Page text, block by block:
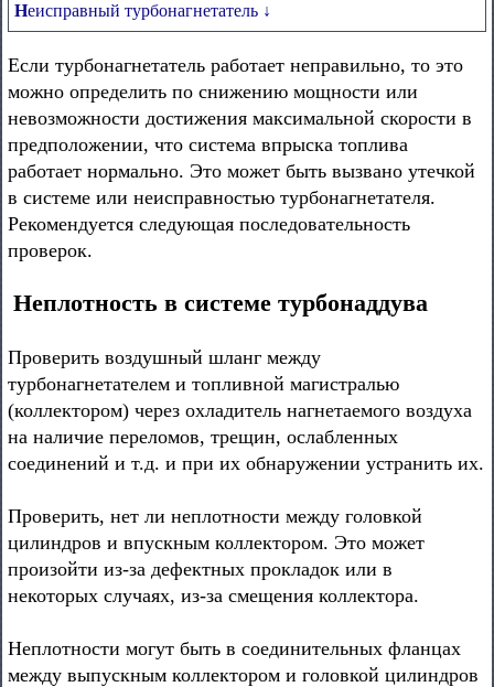
Неисправный турбонагнетатель ↓
Если турбонагнетатель работает неправильно, то это
можно определить по снижению мощности или
невозможности достижения максимальной скорости в
предположении, что система впрыска топлива
работает нормально. Это может быть вызвано утечкой
в системе или неисправностью турбонагнетателя.
Рекомендуется следующая последовательность
проверок.
Неплотность в системе турбонаддува
Проверить воздушный шланг между
турбонагнетателем и топливной магистралью
(коллектором) через охладитель нагнетаемого воздуха
на наличие переломов, трещин, ослабленных
соединений и т.д. и при их обнаружении устранить их.
Проверить, нет ли неплотности между головкой
цилиндров и впускным коллектором. Это может
произойти из-за дефектных прокладок или в
некоторых случаях, из-за смещения коллектора.
Неплотности могут быть в соединительных фланцах
между выпускным коллектором и головкой цилиндров